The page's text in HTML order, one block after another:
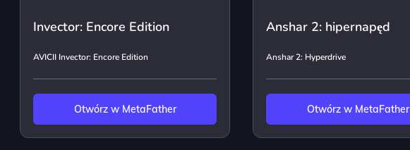
Invector: Encore Edition
AVICII Invector: Encore Edition
Otwórz w MetaFather
Anshar 2: hipernapęd
Anshar 2: Hyperdrive
Otwórz w MetaFather